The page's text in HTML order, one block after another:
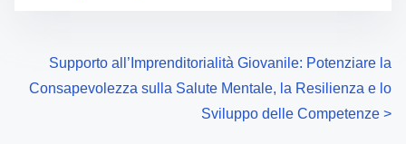
Supporto all’Imprenditorialità Giovanile: Potenziare la
Consapevolezza sulla Salute Mentale, la Resilienza e lo
Sviluppo delle Competenze >